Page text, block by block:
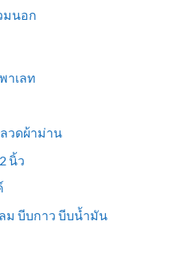
มนอก
าเลท
วดผ้าม่าน
นิ้ว
ม บีบกาว บีบน้ำมัน